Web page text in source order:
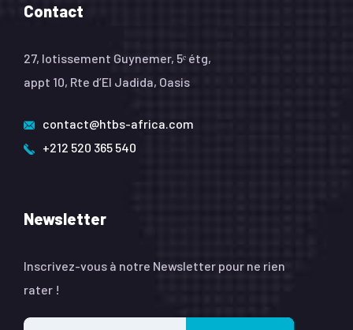
Contact
27, lotissement Guynemer, 5ᵉ étg,
appt 10, Rte d’El Jadida, Oasis
contact@htbs-africa.com
+212 520 365 540
Newsletter
Inscrivez-vous à notre Newsletter pour ne rien
rater !